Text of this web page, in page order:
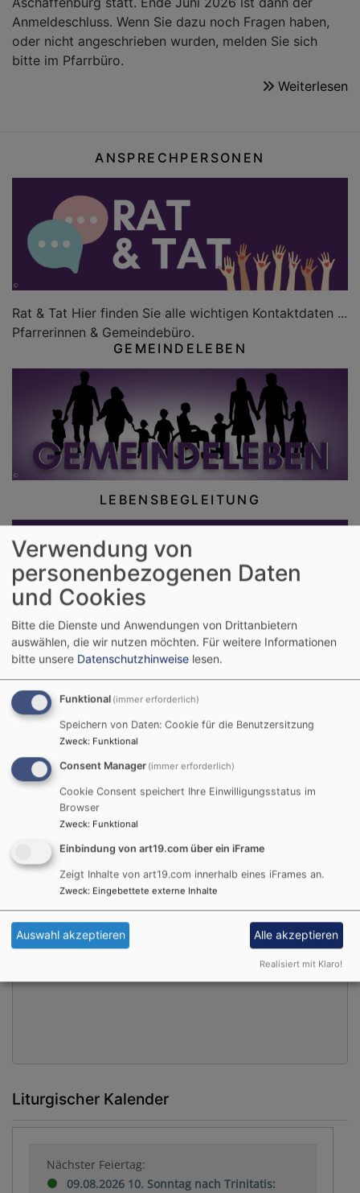
Anmeldeschluss. Wenn Sie dazu noch Fragen haben,
oder nicht angeschrieben wurden, melden Sie sich
bitte im Pfarrbüro.
Weiterlesen
ANSPRECHPERSONEN
Rat & Tat Hier finden Sie alle wichtigen Kontaktdaten ...
Pfarrerinnen & Gemeindebüro.
GEMEINDELEBEN
LEBENSBEGLEITUNG
Kurz & Gut
Ja (einmalig)
Datenschutzeinstellungen verwalten
Liturgischer Kalender
Nächster Feiertag:
09.08.2026 10. Sonntag nach Trinitatis:
Verwendung von
personenbezogenen Daten
und Cookies
Bitte die Dienste und Anwendungen von Drittanbietern
auswählen, die wir nutzen möchten. Für weitere Informationen
bitte unsere Datenschutzhinweise lesen.
Funktional (immer erforderlich)
Speichern von Daten: Cookie für die Benutzersitzung
Zweck: Funktional
Consent Manager (immer erforderlich)
Cookie Consent speichert Ihre Einwilligungsstatus im
Browser
Zweck: Funktional
Einbindung von art19.com über ein iFrame
Zeigt Inhalte von art19.com innerhalb eines iFrames an.
Zweck: Eingebettete externe Inhalte
Auswahl akzeptieren Alle akzeptieren
Realisiert mit Klaro!